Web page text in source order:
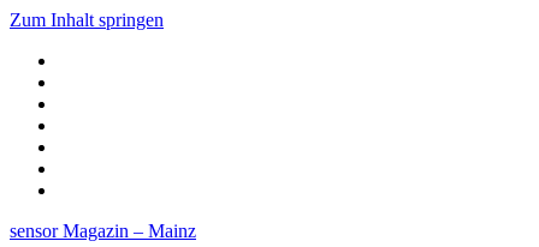
Zum Inhalt springen
sensor Magazin – Mainz